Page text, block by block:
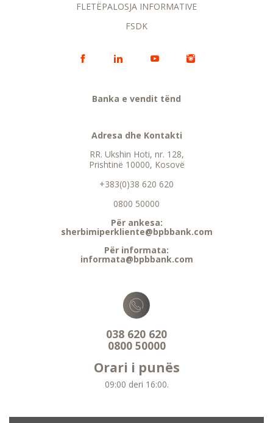
FLETËPALOSJA INFORMATIVE
FSDK
Banka e vendit tënd
Adresa dhe Kontakti
RR. Ukshin Hoti, nr. 128,
Prishtinë 10000, Kosovë
+383(0)38 620 620
0800 50000
Për ankesa:
sherbimiperkliente@bpbbank.com
Për informata:
informata@bpbbank.com
038 620 620
0800 50000
Orari i punës
09:00 deri 16:00.